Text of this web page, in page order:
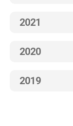
2021
2020
2019